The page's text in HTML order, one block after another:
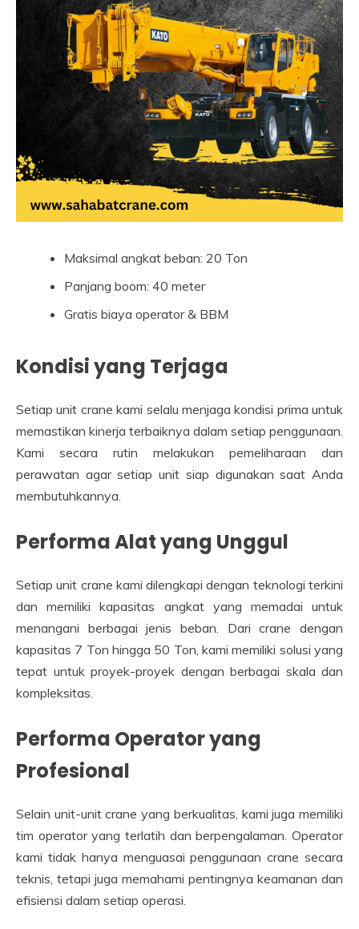
Maksimal angkat beban: 20 Ton
Panjang boom: 40 meter
Gratis biaya operator & BBM
Kondisi yang Terjaga
Setiap unit crane kami selalu menjaga kondisi prima untuk
memastikan kinerja terbaiknya dalam setiap penggunaan.
Kami secara rutin melakukan pemeliharaan dan
perawatan agar setiap unit siap digunakan saat Anda
membutuhkannya.
Performa Alat yang Unggul
Setiap unit crane kami dilengkapi dengan teknologi terkini
dan memiliki kapasitas angkat yang memadai untuk
menangani berbagai jenis beban. Dari crane dengan
kapasitas 7 Ton hingga 50 Ton, kami memiliki solusi yang
tepat untuk proyek-proyek dengan berbagai skala dan
kompleksitas.
Performa Operator yang
Profesional
Selain unit-unit crane yang berkualitas, kami juga memiliki
tim operator yang terlatih dan berpengalaman. Operator
kami tidak hanya menguasai penggunaan crane secara
teknis, tetapi juga memahami pentingnya keamanan dan
efisiensi dalam setiap operasi.